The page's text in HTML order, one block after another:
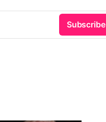
Subscribe